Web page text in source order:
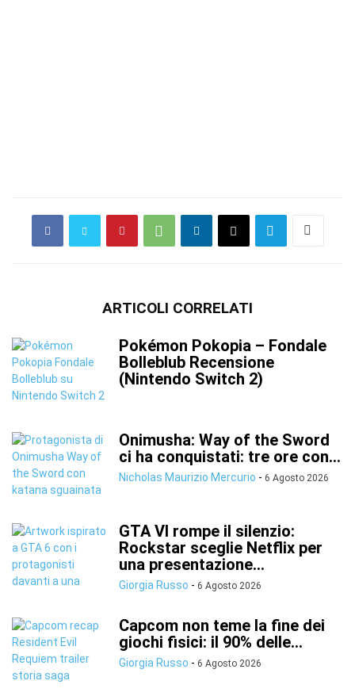
ARTICOLI CORRELATI
Pokémon Pokopia – Fondale
Bolleblub Recensione
(Nintendo Switch 2)
Onimusha: Way of the Sword
ci ha conquistati: tre ore con...
Nicholas Maurizio Mercurio - 6 Agosto 2026
GTA VI rompe il silenzio:
Rockstar sceglie Netflix per
una presentazione...
Giorgia Russo - 6 Agosto 2026
Capcom non teme la fine dei
giochi fisici: il 90% delle...
Giorgia Russo - 6 Agosto 2026